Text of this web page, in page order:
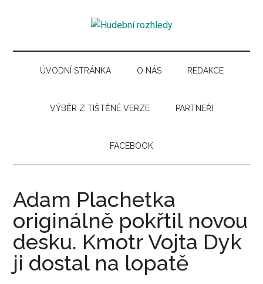
content
menu
sidebar
sidebar
Hudební
rozhledy
pro
hudebníÚVODNÍ STRÁNKA O NÁS REDAKCE
VÝBĚR Z TIŠTĚNÉ VERZE PARTNEŘI
FACEBOOK
Adam Plachetka
originálně pokřtil novou
desku. Kmotr Vojta Dyk
ji dostal na lopatě